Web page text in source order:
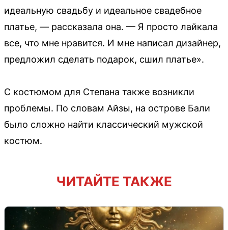
идеальную свадьбу и идеальное свадебное
платье, — рассказала она. — Я просто лайкала
все, что мне нравится. И мне написал дизайнер,
предложил сделать подарок, сшил платье».
С костюмом для Степана также возникли
проблемы. По словам Айзы, на острове Бали
было сложно найти классический мужской
костюм.
ЧИТАЙТЕ ТАКЖЕ